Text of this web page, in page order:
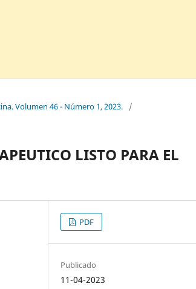
Volumen 46 - Número 1, 2023.
/
LISTO PARA EL
PDF
Publicado
11-04-2023